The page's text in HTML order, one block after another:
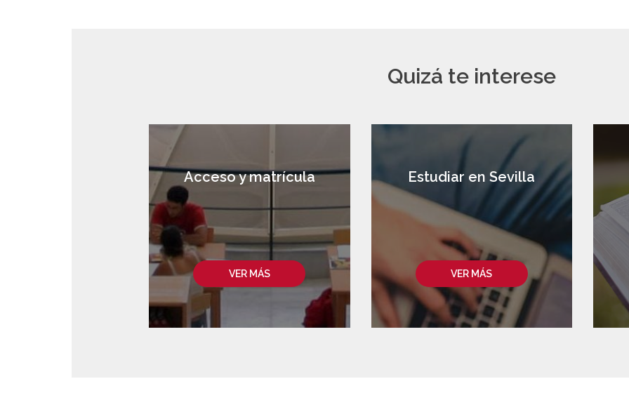
Quizá te interese
VER MÁS
Acceso y matrícula
VER MÁS
Estudiar en Sevilla